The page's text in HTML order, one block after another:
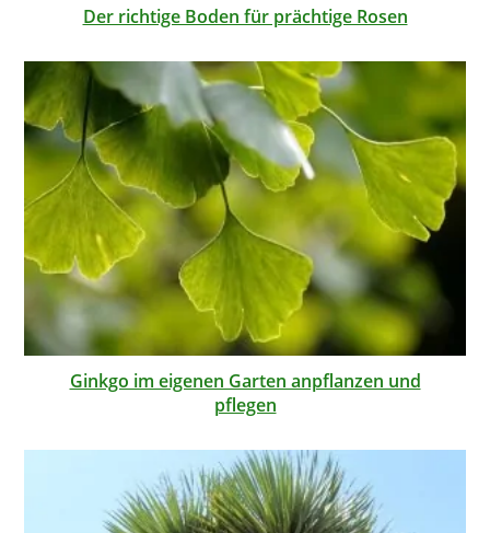
Der richtige Boden für prächtige Rosen
Ginkgo im eigenen Garten anpflanzen und
pflegen